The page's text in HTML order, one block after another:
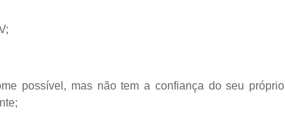
possível, mas não tem a confiança do seu próprio